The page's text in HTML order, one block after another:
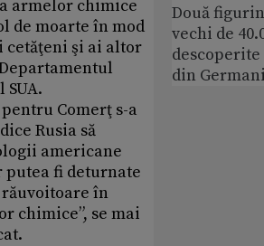
armelor chimice
de moarte în mod
şi ai altor
Comerţ s-a
Rusia să
americane
putea fi deturnate
în
chimice”, se mai
Două
vechi de
din